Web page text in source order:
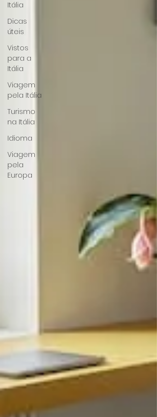
Itália
Dicas
úteis
Vistos
para a
Itália
Viagem
pela Itália
Turismo
na Itália
Idioma
Viagem
pela
Europa